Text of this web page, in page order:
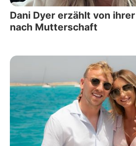
Dani Dyer erzählt von
nach Mutterschaft